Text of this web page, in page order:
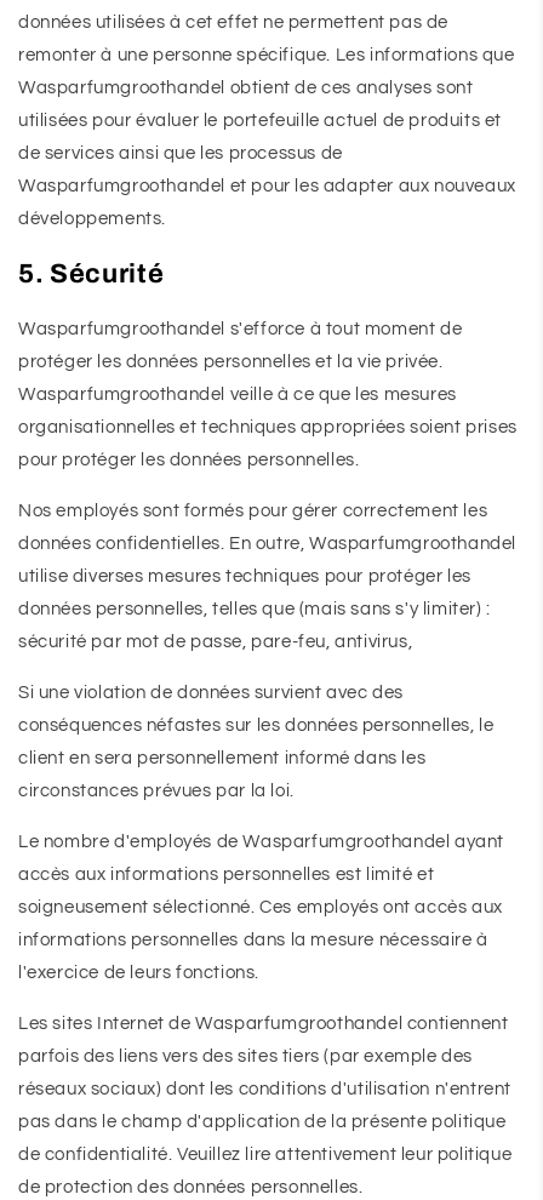
données utilisées à cet effet ne permettent pas de
remonter à une personne spécifique. Les informations que
Wasparfumgroothandel obtient de ces analyses sont
utilisées pour évaluer le portefeuille actuel de produits et
de services ainsi que les processus de
Wasparfumgroothandel et pour les adapter aux nouveaux
développements.
5. Sécurité
Wasparfumgroothandel s'efforce à tout moment de
protéger les données personnelles et la vie privée.
Wasparfumgroothandel veille à ce que les mesures
organisationnelles et techniques appropriées soient prises
pour protéger les données personnelles.
Nos employés sont formés pour gérer correctement les
données confidentielles. En outre, Wasparfumgroothandel
utilise diverses mesures techniques pour protéger les
données personnelles, telles que (mais sans s'y limiter) :
sécurité par mot de passe, pare-feu, antivirus,
Si une violation de données survient avec des
conséquences néfastes sur les données personnelles, le
client en sera personnellement informé dans les
circonstances prévues par la loi.
Le nombre d'employés de Wasparfumgroothandel ayant
accès aux informations personnelles est limité et
soigneusement sélectionné. Ces employés ont accès aux
informations personnelles dans la mesure nécessaire à
l'exercice de leurs fonctions.
Les sites Internet de Wasparfumgroothandel contiennent
parfois des liens vers des sites tiers (par exemple des
réseaux sociaux) dont les conditions d'utilisation n'entrent
pas dans le champ d'application de la présente politique
de confidentialité. Veuillez lire attentivement leur politique
de protection des données personnelles.